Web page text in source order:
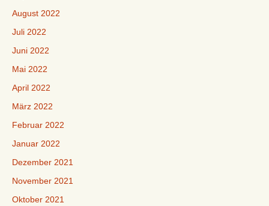
August 2022
Juli 2022
Juni 2022
Mai 2022
April 2022
März 2022
Februar 2022
Januar 2022
Dezember 2021
November 2021
Oktober 2021